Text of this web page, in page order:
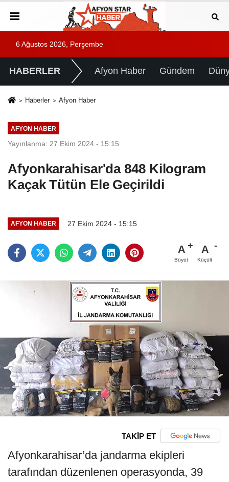
6 Ağustos 2026, Perşembe
HABERLER Afyon Haber Gündem
Haberler Afyon Haber
AFYON HABER
Yayınlanma: 27 Ekim 2024 - 15:15
Afyonkarahisar'da 848 Kilogram
Kaçak Tütün Ele Geçirildi
AFYON HABER 27 Ekim 2024 - 15:15
A
Büyüt
A
Küçült
TAKİP ET
Afyonkarahisar’da jandarma ekipleri
tarafından düzenlenen operasyonda, 39